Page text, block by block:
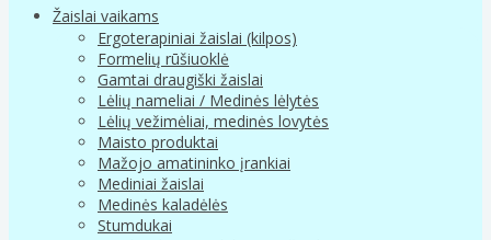
Žaislai vaikams
Ergoterapiniai žaislai (kilpos)
Formelių rūšiuoklė
Gamtai draugiški žaislai
Lėlių nameliai / Medinės lėlytės
Lėlių vežimėliai, medinės lovytės
Maisto produktai
Mažojo amatininko įrankiai
Mediniai žaislai
Medinės kaladėlės
Stumdukai